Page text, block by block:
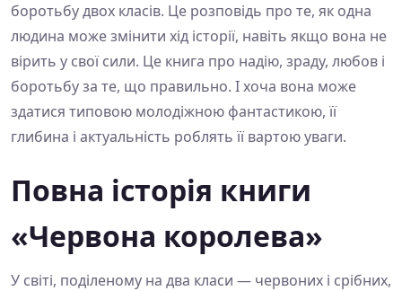
боротьбу двох класів. Це розповідь про те, як одна
людина може змінити хід історії, навіть якщо вона не
вірить у свої сили. Це книга про надію, зраду, любов і
боротьбу за те, що правильно. І хоча вона може
здатися типовою молодіжною фантастикою, її
глибина і актуальність роблять її вартою уваги.
Повна історія книги
«Червона королева»
У світі, поділеному на два класи — червоних і срібних,